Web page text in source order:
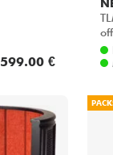
599.00 €